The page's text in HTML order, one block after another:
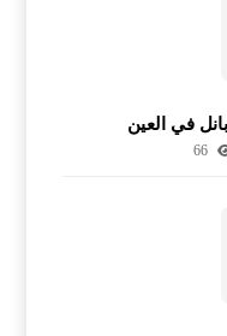
في العين
66